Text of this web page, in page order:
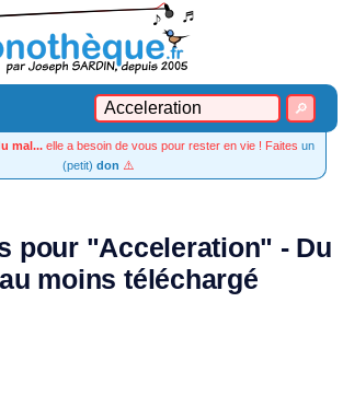
mal... elle a besoin de vous pour rester en vie ! Faites un
(petit) don ⚠️
pour "Acceleration" - Du
moins téléchargé